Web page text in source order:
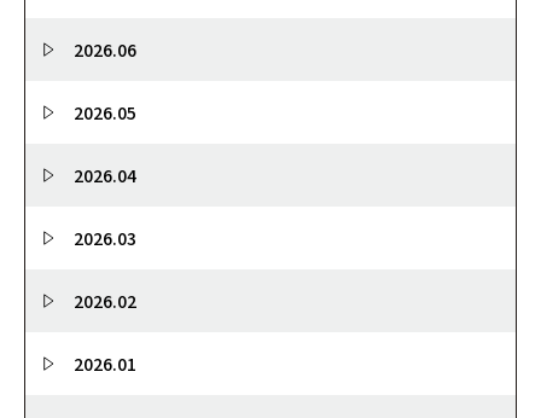
2026.06
2026.05
2026.04
2026.03
2026.02
2026.01